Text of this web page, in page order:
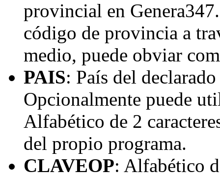
provincial en
código de provincia a
medio, puede obviar
PAIS: País del
Opcionalmente puede
Alfabético de 2
del propio programa.
CLAVEOP: Alfabético